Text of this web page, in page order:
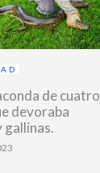
de cuatro
devoraba